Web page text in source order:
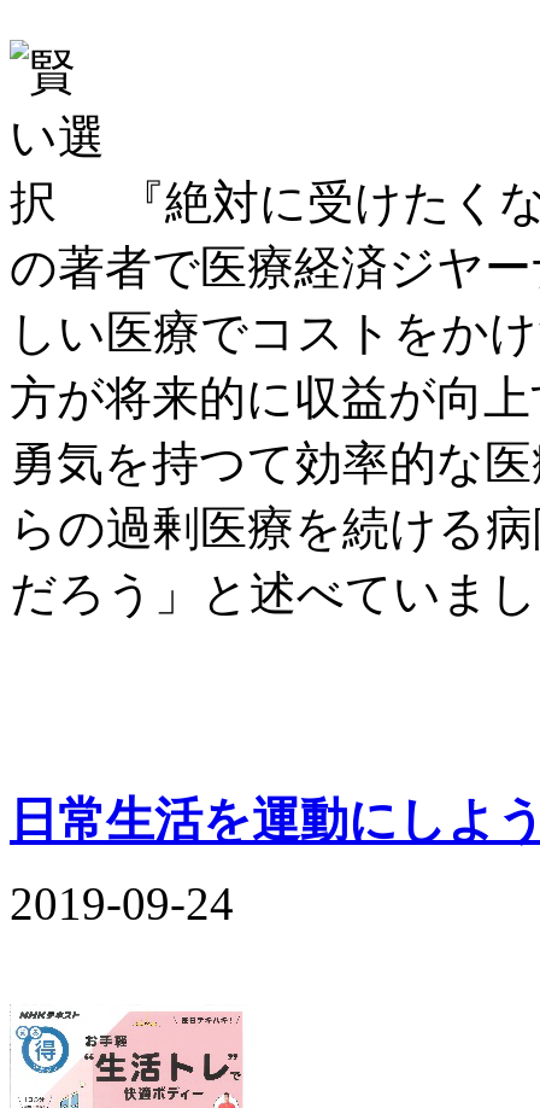
『絶対に受けたく
の著者で医療経済ジヤ
しい医療でコストをか
方が将来的に収益が向
勇気を持つて効率的な
らの過剰医療を続ける
だろう」と述べていま
日常生活を運動にしよ
2019-09-24